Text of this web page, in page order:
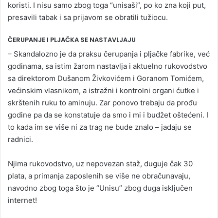
koristi. I nisu samo zbog toga “unisaši”, po ko zna koji put,
presavili tabak i sa prijavom se obratili tužiocu.
ČERUPANJE I PLJAČKA SE NASTAVLJAJU
– Skandalozno je da praksu čerupanja i pljačke fabrike, već
godinama, sa istim žarom nastavlja i aktuelno rukovodstvo
sa direktorom Dušanom Živkovićem i Goranom Tomićem,
većinskim vlasnikom, a istražni i kontrolni organi ćutke i
skrštenih ruku to aminuju. Zar ponovo trebaju da prođu
godine pa da se konstatuje da smo i mi i budžet oštećeni. I
to kada im se više ni za trag ne bude znalo – jadaju se
radnici.
Njima rukovodstvo, uz nepovezan staž, duguje čak 30
plata, a primanja zaposlenih se više ne obračunavaju,
navodno zbog toga što je “Unisu” zbog duga isključen
internet!